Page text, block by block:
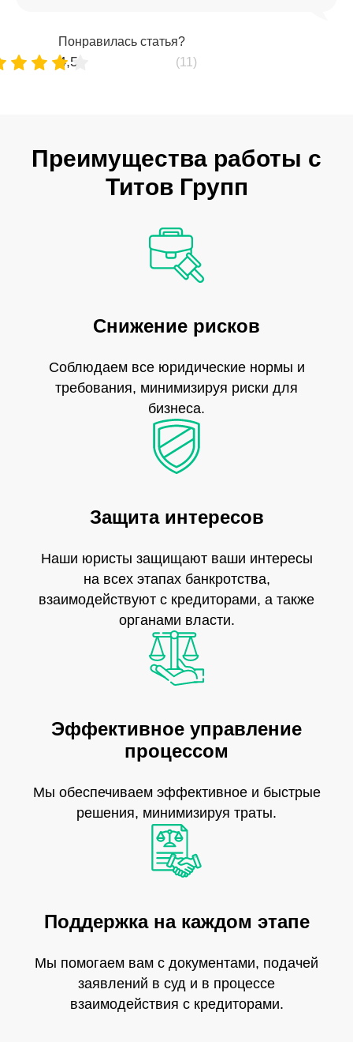
Понравилась статья?
4,5 (11)
Преимущества работы с
Титов Групп
Снижение рисков
Соблюдаем все юридические нормы и
требования, минимизируя риски для
бизнеса.
Защита интересов
Наши юристы защищают ваши интересы
на всех этапах банкротства,
взаимодействуют с кредиторами, а также
органами власти.
Эффективное управление
процессом
Мы обеспечиваем эффективное и быстрые
решения, минимизируя траты.
Поддержка на каждом этапе
Мы помогаем вам с документами, подачей
заявлений в суд и в процессе
взаимодействия с кредиторами.